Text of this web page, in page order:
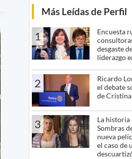
Más Leídas de Perfil
1
Encuesta
desgaste
liderazgo
2
Ricardo
el debate
de
3
La historia
Sombras
nueva
el caso de